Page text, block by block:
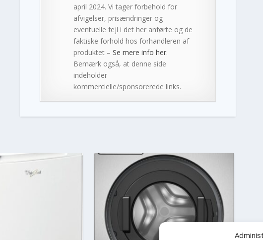
april 2024. Vi tager forbehold for
afvigelser, prisændringer og
eventuelle fejl i det her anførte og de
faktiske forhold hos forhandleren af
produktet – Se mere info her.
Bemærk også, at denne side
indeholder
kommercielle/sponsorerede links.